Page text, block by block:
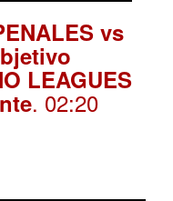
vs
LEAGUES
. 02:20